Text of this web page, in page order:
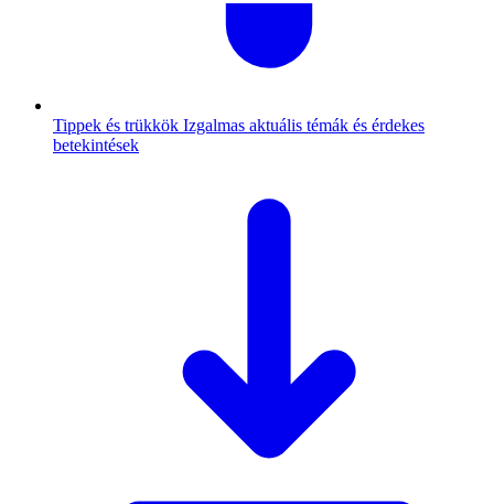
Tippek és trükkök Izgalmas aktuális témák és érdekes
betekintések